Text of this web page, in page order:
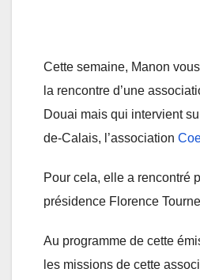
Cette semaine, Manon
la rencontre d’une
Douai mais qui intervient
de-Calais, l’association
Pour cela, elle a rencontré
présidence Florence
Au programme de cette
les missions de cette